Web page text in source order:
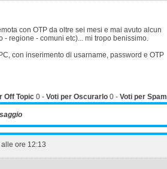
con OTP da oltre sei mesi e mai avuto alcun
- regione - comuni etc)... mi tropo benissimo.
con inserimento di usarname, password e OTP
Off Topic 0 - Voti per Oscurarlo 0 - Voti per Spam
ore 12:13